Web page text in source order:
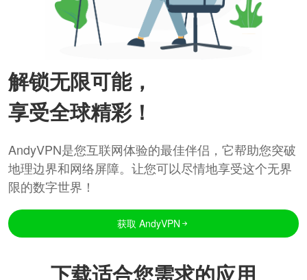
解锁无限可能，
享受全球精彩！
AndyVPN是您互联网体验的最佳伴侣，它帮助您突破
地理边界和网络屏障。让您可以尽情地享受这个无界
限的数字世界！
获取 AndyVPN
下载适合您需求的应用